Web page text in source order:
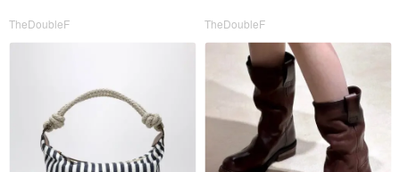
TheDoubleF TheDoubleF